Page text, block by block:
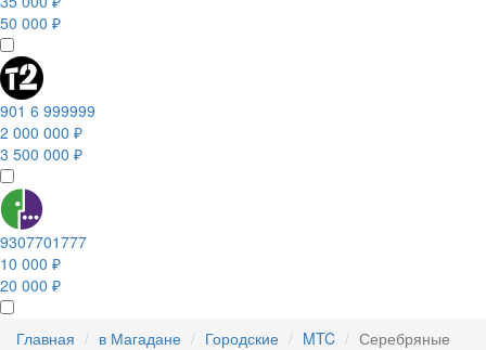
50 000 ₽
901 6 999999
2 000 000 ₽
3 500 000 ₽
9307701777
10 000 ₽
20 000 ₽
Главная в Магадане Городские MTC Серебряные